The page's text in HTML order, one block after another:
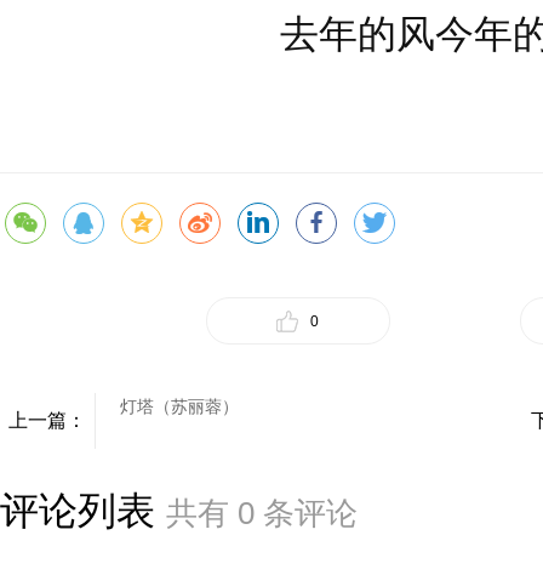
去年的风今年
0
上一篇：
灯塔（苏丽蓉）
评论列表 共有 0 条评论